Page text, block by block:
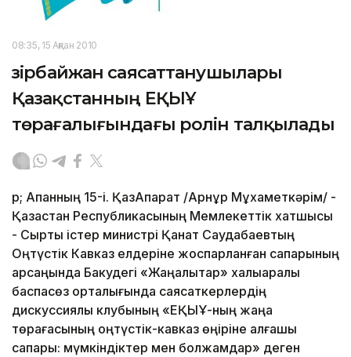
08:35, 15 Ақпан 2010
Әзірбайжан саясаттанушылары
Қазақстанның ЕҚЫҰ
төрағалығындағы ролін талқылады
p; Ақпанның 15-і. ҚазАқпарат /Арнұр Мұхаметкәрім/ -
Қазақстан Республикасының Мемлекеттік хатшысы
- Сыртқы істер министрі Қанат Саудабаевтың
Оңтүстік Кавказ елдеріне жоспарланған сапарының
қарсаңында Бакудегі «Жаңалықтар» халықаралық
баспасөз орталығында саясаткерлердің
дискуссиялық клубының «ЕҚЫҰ-ның жаңа
төрағасының оңтүстік-кавказ өңіріне алғашқы
сапары: мүмкіндіктер мен болжамдар» деген